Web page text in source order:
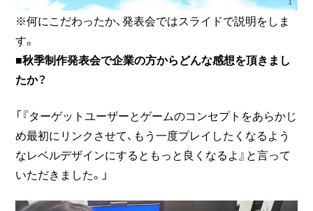
※何にこだわったか、発表会ではスライドで説明をしま
す。
■秋季制作発表会で企業の方からどんな感想を頂きまし
たか？
「『ターゲットユーザーとゲームのコンセプトをあらかじ
め最初にリンクさせて、もう一度プレイしたくなるよう
なレベルデザインにするともっと良くなるよ』と言って
いただきました。」